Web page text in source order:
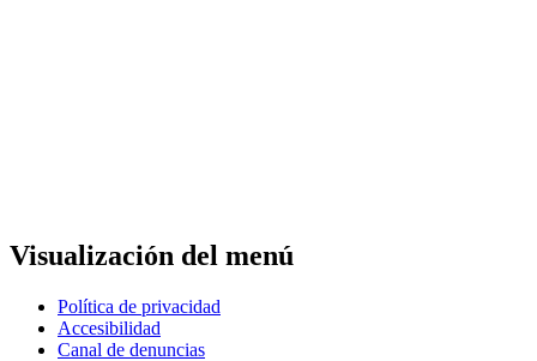
Visualización del menú
Política de privacidad
Accesibilidad
Canal de denuncias